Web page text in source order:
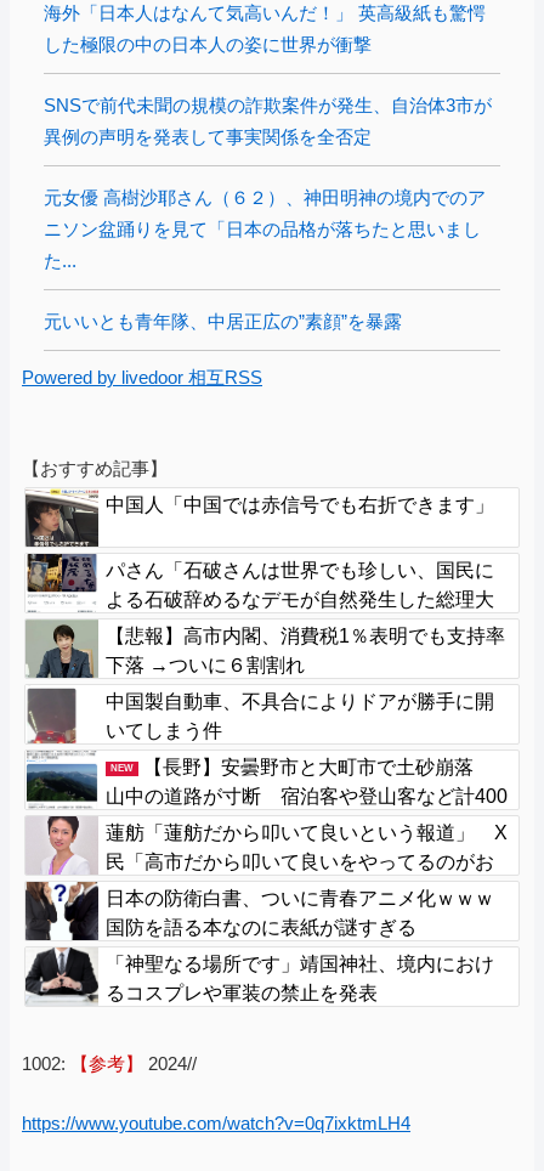
海外「日本人はなんて気高いんだ！」 英高級紙も驚愕
した極限の中の日本人の姿に世界が衝撃
SNSで前代未聞の規模の詐欺案件が発生、自治体3市が
異例の声明を発表して事実関係を全否定
元女優 高樹沙耶さん（６２）、神田明神の境内でのア
ニソン盆踊りを見て「日本の品格が落ちたと思いまし
た...
元いいとも青年隊、中居正広の”素顔”を暴露
Powered by livedoor 相互RSS
【おすすめ記事】
中国人「中国では赤信号でも右折できます」
パさん「石破さんは世界でも珍しい、国民に
よる石破辞めるなデモが自然発生した総理大
臣です」
【悲報】高市内閣、消費税1％表明でも支持率
下落 →ついに６割割れ
中国製自動車、不具合によりドアが勝手に開
いてしまう件
NEW
【長野】安曇野市と大町市で土砂崩落
山中の道路が寸断 宿泊客や登山客など計400
人近くが孤立か 土石流で橋が流されたとの
情報も
蓮舫「蓮舫だから叩いて良いという報道」 X
民「高市だから叩いて良いをやってるのがお
前だろ」
日本の防衛白書、ついに青春アニメ化ｗｗｗ
国防を語る本なのに表紙が謎すぎる
「神聖なる場所です」靖国神社、境内におけ
るコスプレや軍装の禁止を発表
1002: 【参考】 2024//
https://www.youtube.com/watch?v=0q7ixktmLH4